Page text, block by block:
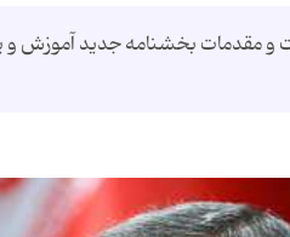
و مقدمات بخشنامه جدید آموزش